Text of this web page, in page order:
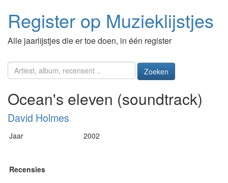
Register op Muzieklijstjes
Alle jaarlijstjes die er toe doen, in één register
Zoeken
Ocean's eleven (soundtrack)
David Holmes
Jaar 2002
Recensies